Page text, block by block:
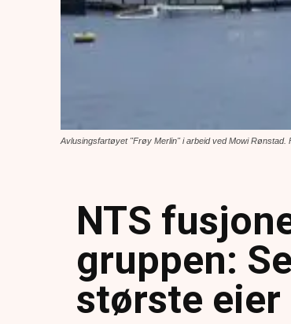
Avlusingsfartøyet "Frøy Merlin" i arbeid ved Mowi Rønstad.
NTS
gruppen:
største eier